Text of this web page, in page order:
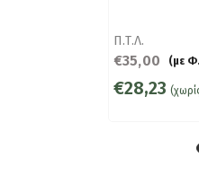
Π.Τ.Λ.
€35,00 (με
€28,23